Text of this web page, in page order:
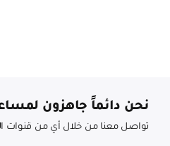
نحن دائماً جاهزون
تواصل معنا من خلال أي من قنوات